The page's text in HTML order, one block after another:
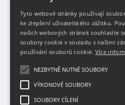
Tyto webové stránky používají
ke zlepšení uživatelského zážitku.
našich webových stránek souhlasíte
soubory cookie v souladu s našimi
používání souborů cookie. Více
NEZBYTNĚ NUTNÉ SOUBORY
VÝKONOVÉ SOUBORY
SOUBORY CÍLENÍ